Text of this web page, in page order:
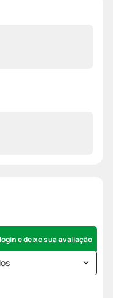
e deixe sua avaliação